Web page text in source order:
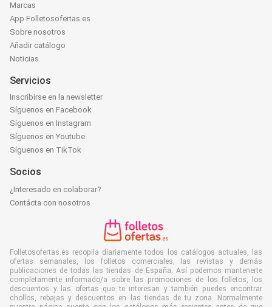
Marcas
App Folletosofertas.es
Sobre nosotros
Añadir catálogo
Noticias
Servicios
Inscribirse en la newsletter
Síguenos en Facebook
Síguenos en Instagram
Síguenos en Youtube
Síguenos en TikTok
Socios
¿Interesado en colaborar?
Contácta con nosotros
Folletosofertas.es recopila diariamente todos los catálogos actuales, las
ofertas semanales, los folletos comerciales, las revistas y demás
publicaciones de todas las tiendas de España. Así podemos mantenerte
completamente informado/a sobre las promociones de los folletos, los
descuentos y las ofertas que te interesan y también puedes encontrar
chollos, rebajas y descuentos en las tiendas de tu zona. Normalmente